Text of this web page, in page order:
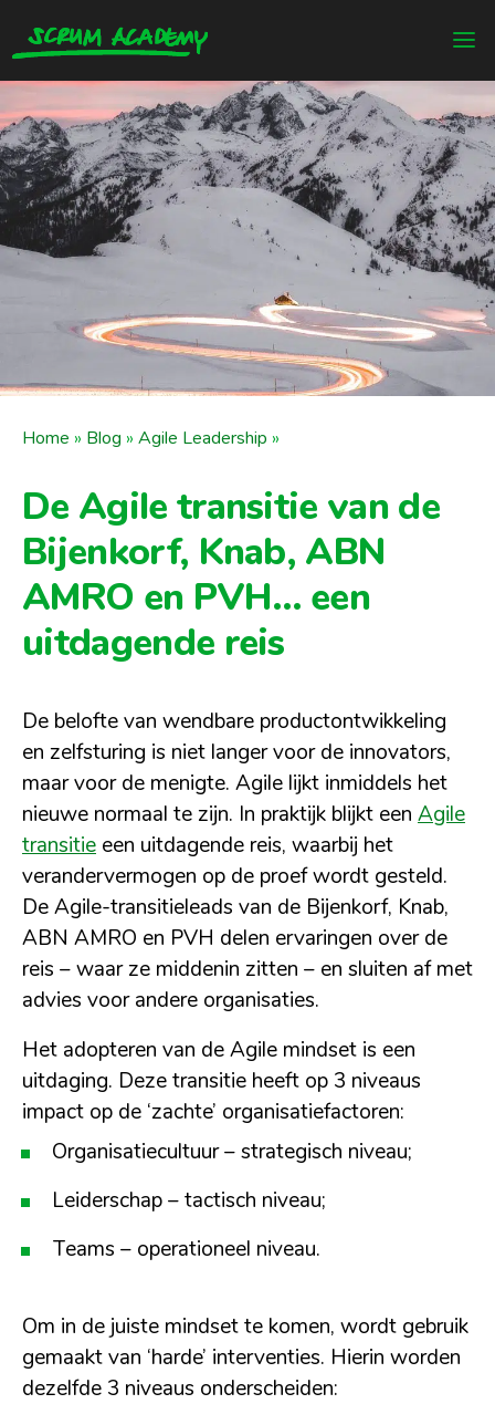
Home » Blog » Agile Leadership »
De Agile transitie van de
Bijenkorf, Knab, ABN
AMRO en PVH… een
uitdagende reis
De belofte van wendbare productontwikkeling
en zelfsturing is niet langer voor de innovators,
maar voor de menigte. Agile lijkt inmiddels het
nieuwe normaal te zijn. In praktijk blijkt een Agile
transitie een uitdagende reis, waarbij het
verandervermogen op de proef wordt gesteld.
De Agile-transitieleads van de Bijenkorf, Knab,
ABN AMRO en PVH delen ervaringen over de
reis – waar ze middenin zitten – en sluiten af met
advies voor andere organisaties.
Het adopteren van de Agile mindset is een
uitdaging. Deze transitie heeft op 3 niveaus
impact op de ‘zachte’ organisatiefactoren:
Organisatiecultuur – strategisch niveau;
Leiderschap – tactisch niveau;
Teams – operationeel niveau.
Om in de juiste mindset te komen, wordt gebruik
gemaakt van ‘harde’ interventies. Hierin worden
dezelfde 3 niveaus onderscheiden: